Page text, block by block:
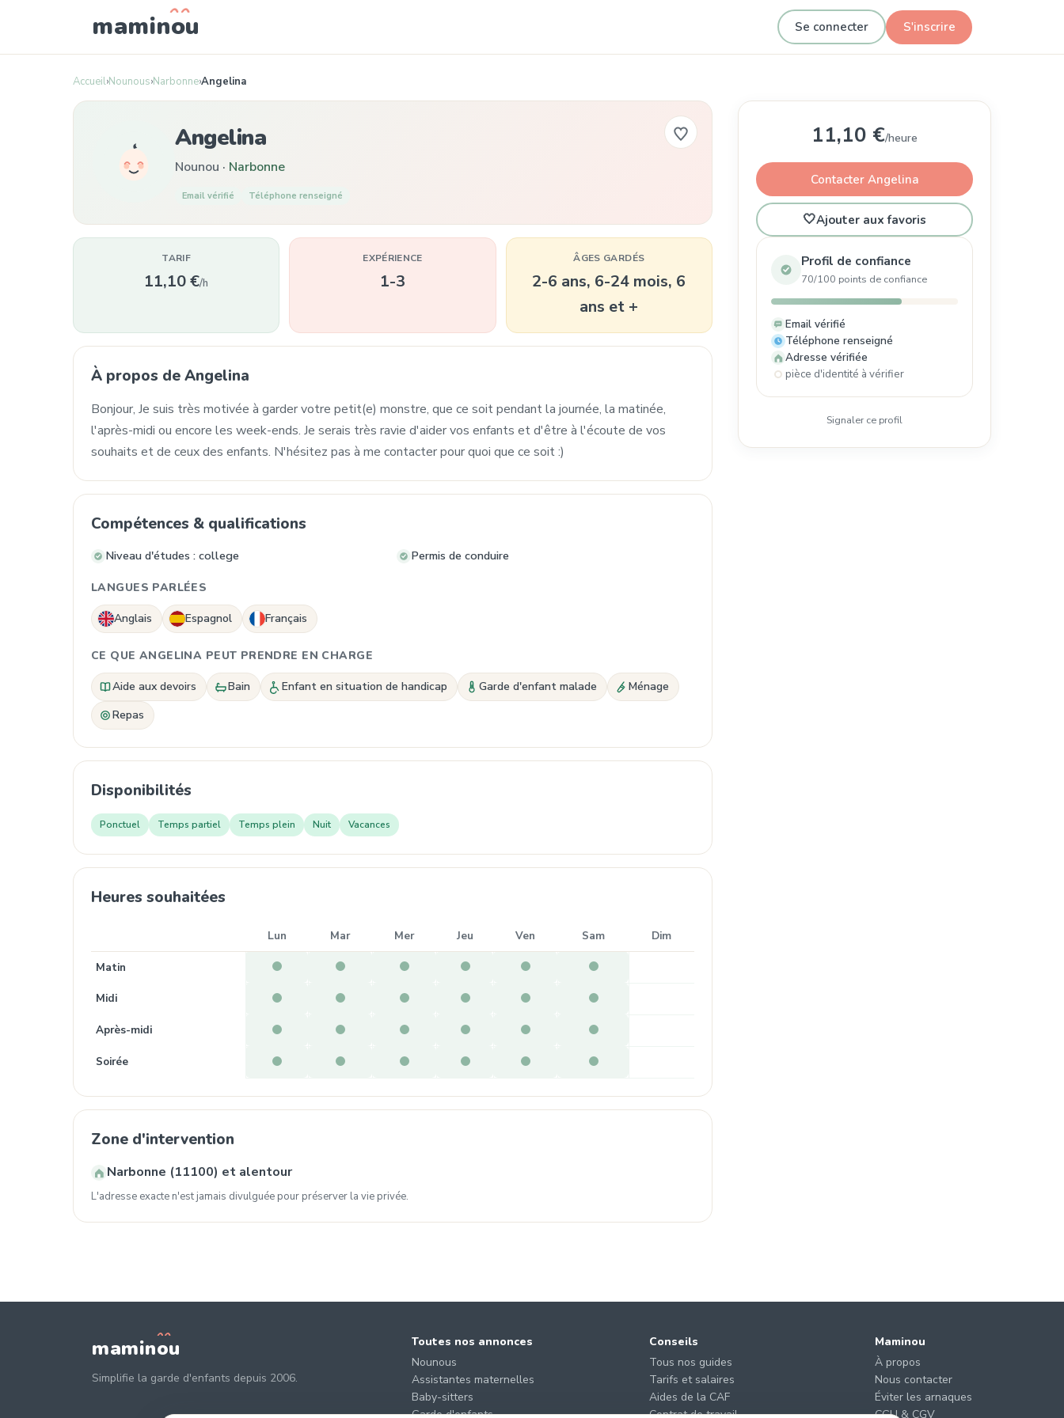
maminou Se connecter S'inscrire
Accueil›Nounous›Narbonne›Angelina
Angelina
Nounou · Narbonne
Email vérifié Téléphone renseigné
TARIF
11,10 €/h
EXPÉRIENCE
1-3
ÂGES GARDÉS
2-6 ans, 6-24 mois, 6
ans et +
À propos de Angelina
Bonjour, Je suis très motivée à garder votre petit(e) monstre, que ce soit pendant la journée, la matinée,
l'après-midi ou encore les week-ends. Je serais très ravie d'aider vos enfants et d'être à l'écoute de vos
souhaits et de ceux des enfants. N'hésitez pas à me contacter pour quoi que ce soit :)
Compétences & qualifications
Niveau d'études : college Permis de conduire
LANGUES PARLÉES
Anglais Espagnol Français
CE QUE ANGELINA PEUT PRENDRE EN CHARGE
Aide aux devoirs Bain Enfant en situation de handicap Garde d'enfant malade
Ménage
Repas
Disponibilités
Ponctuel Temps partiel Temps plein Nuit Vacances
Heures souhaitées
Lun Mar Mer Jeu Ven Sam Dim
Matin
Midi
Après-midi
Soirée
Zone d'intervention
Narbonne (11100) et alentour
L'adresse exacte n'est jamais divulguée pour préserver la vie privée.
11,10 €/heure
Contacter Angelina
🤍Ajouter aux favoris
Profil de confiance
70/100 points de confiance
Email vérifié
Téléphone renseigné
Adresse vérifiée
pièce d'identité à vérifier
Signaler ce profil
maminou
Simplifie la garde d'enfants depuis 2006.
Toutes nos annonces
Nounous
Assistantes maternelles
Baby-sitters
Garde d'enfants
Conseils
Tous nos guides
Tarifs et salaires
Aides de la CAF
Contrat de travail
Maminou
À propos
Nous contacter
Éviter les arnaques
CGU & CGV